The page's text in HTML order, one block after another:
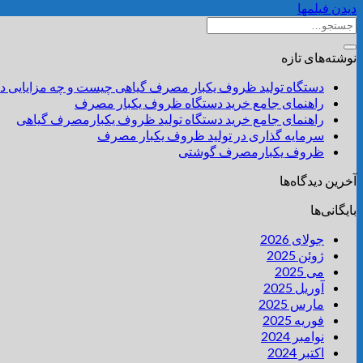
دیدن فیلمها
نوشته‌های تازه
دستگاه تولید ظروف یکبار مصرف گیاهی چیست و چه مزایایی
راهنمای جامع خرید دستگاه ظروف یکبار مصرف
راهنمای جامع خرید دستگاه تولید ظروف یکبارمصرف گیاهی
سرمایه گذاری در تولید ظروف یکبار مصرف
ظروف یکبارمصرف گوشتی
آخرین دیدگاه‌ها
بایگانی‌ها
جولای 2026
ژوئن 2025
می 2025
آوریل 2025
مارس 2025
فوریه 2025
نوامبر 2024
اکتبر 2024